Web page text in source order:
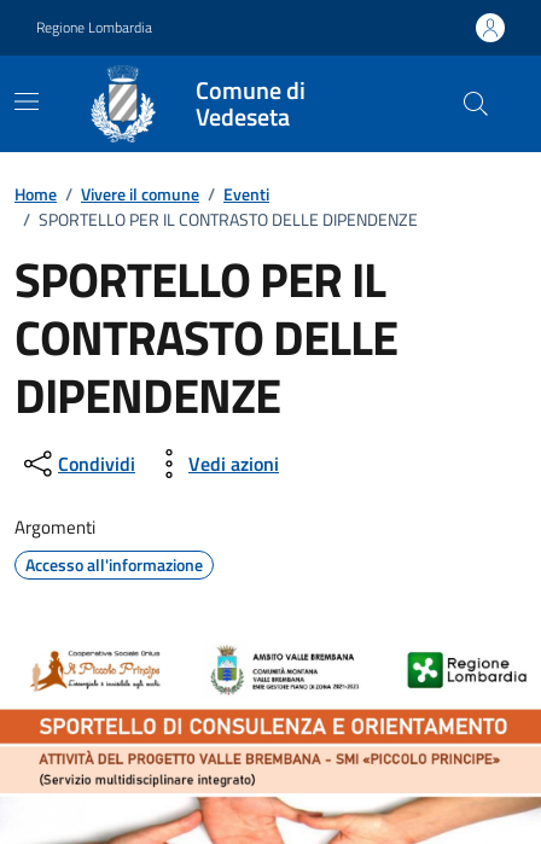
Regione Lombardia
Comune di
Vedeseta
Home / Vivere il comune / Eventi
/ SPORTELLO PER IL CONTRASTO DELLE DIPENDENZE
SPORTELLO PER IL
CONTRASTO DELLE
DIPENDENZE
Dettagli della notizia
Condividi Vedi azioni
Argomenti
Accesso all'informazione